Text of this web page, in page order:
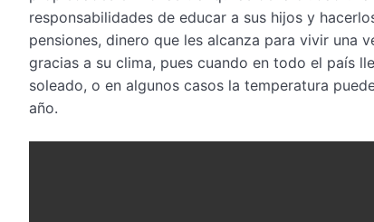
responsabilidades de educar a sus hijos y
pensiones, dinero que les alcanza para vivir una
gracias a su clima, pues cuando en todo el país
soleado, o en algunos casos la temperatura
año.